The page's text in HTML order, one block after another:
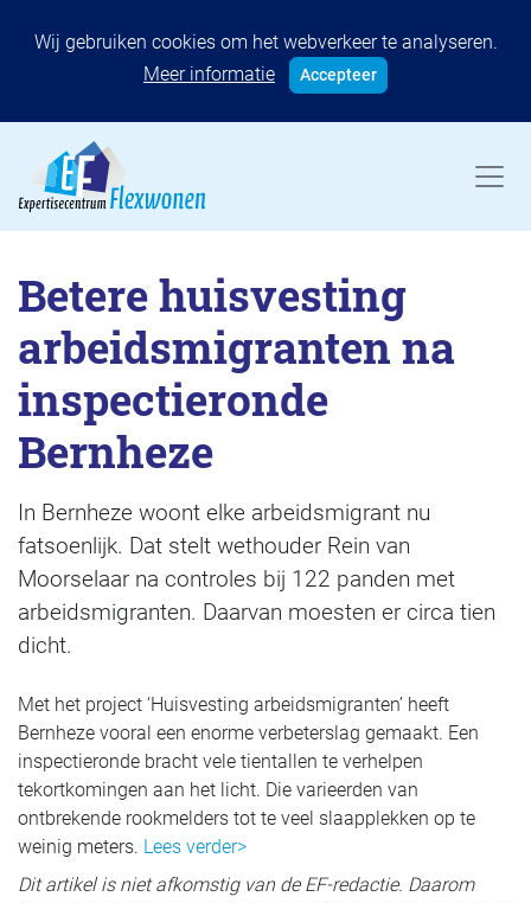
Wij gebruiken cookies om het webverkeer te analyseren.
Meer informatie
Accepteer
Betere huisvesting
arbeidsmigranten na
inspectieronde
Bernheze
In Bernheze woont elke arbeidsmigrant nu
fatsoenlijk. Dat stelt wethouder Rein van
Moorselaar na controles bij 122 panden met
arbeidsmigranten. Daarvan moesten er circa tien
dicht.
Met het project ‘Huisvesting arbeidsmigranten’ heeft
Bernheze vooral een enorme verbeterslag gemaakt. Een
inspectieronde bracht vele tientallen te verhelpen
tekortkomingen aan het licht. Die varieerden van
ontbrekende rookmelders tot te veel slaapplekken op te
weinig meters. Lees verder>
Dit artikel is niet afkomstig van de EF-redactie. Daarom